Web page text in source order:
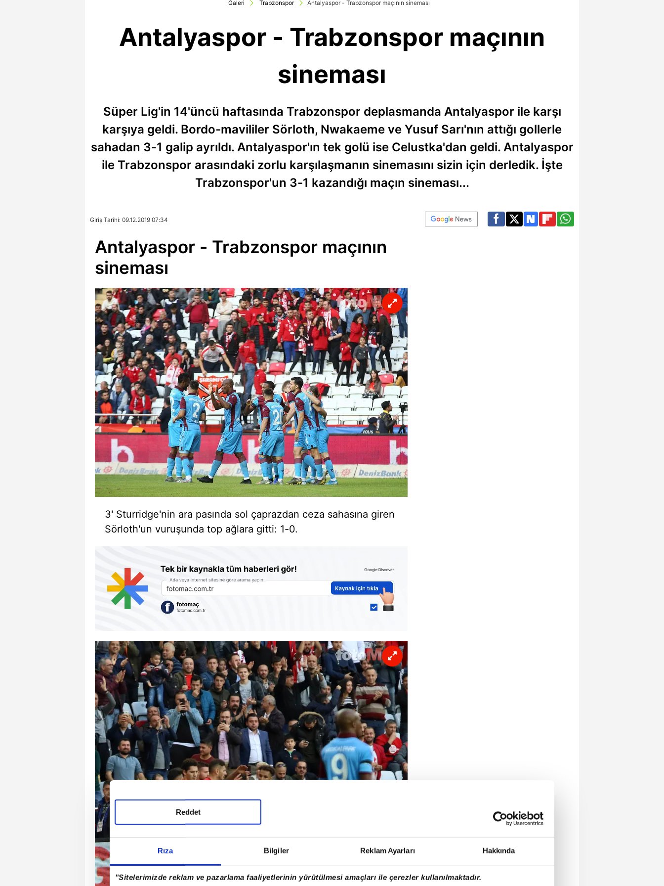
Rıza Bilgiler Reklam Ayarları Hakkında
"Sitelerimizde reklam ve pazarlama faaliyetlerinin yürütülmesi amaçları ile çerezler kullanılmaktadır.
Reddet
Galeri Trabzonspor Antalyaspor - Trabzonspor maçının sineması
Antalyaspor - Trabzonspor maçının
sineması
Süper Lig'in 14'üncü haftasında Trabzonspor deplasmanda Antalyaspor ile karşı
karşıya geldi. Bordo-mavililer Sörloth, Nwakaeme ve Yusuf Sarı'nın attığı gollerle
sahadan 3-1 galip ayrıldı. Antalyaspor'ın tek golü ise Celustka'dan geldi. Antalyaspor
ile Trabzonspor arasındaki zorlu karşılaşmanın sinemasını sizin için derledik. İşte
Trabzonspor'un 3-1 kazandığı maçın sineması...
Giriş Tarihi: 09.12.2019 07:34
Antalyaspor - Trabzonspor maçının
sineması
3' Sturridge'nin ara pasında sol çaprazdan ceza sahasına giren
Sörloth'un vuruşunda top ağlara gitti: 1-0.